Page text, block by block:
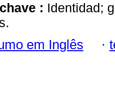
: Identidad;
em Inglês ·